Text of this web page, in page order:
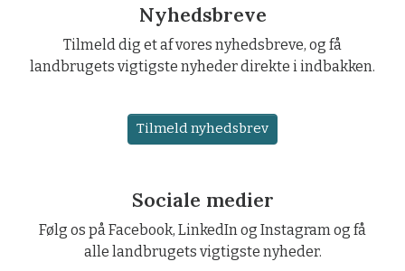
Nyhedsbreve
Tilmeld dig et af vores nyhedsbreve, og få
landbrugets vigtigste nyheder direkte i indbakken.
Tilmeld nyhedsbrev
Sociale medier
Følg os på Facebook, LinkedIn og Instagram og få
alle landbrugets vigtigste nyheder.